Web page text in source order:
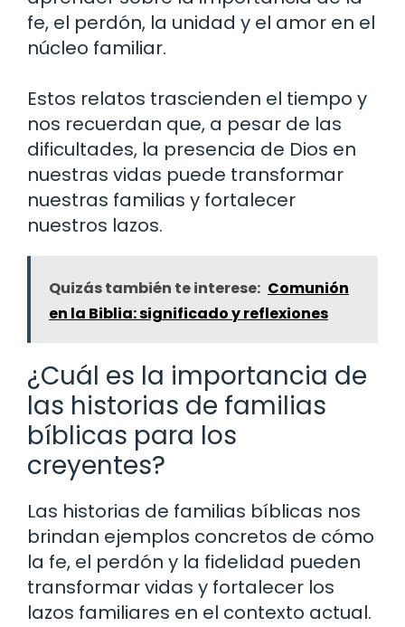
fe, el perdón, la unidad y el amor en el
núcleo familiar.
Estos relatos trascienden el tiempo y
nos recuerdan que, a pesar de las
dificultades, la presencia de Dios en
nuestras vidas puede transformar
nuestras familias y fortalecer
nuestros lazos.
Quizás también te interese: Comunión
en la Biblia: significado y reflexiones
¿Cuál es la importancia de
las historias de familias
bíblicas para los
creyentes?
Las historias de familias bíblicas nos
brindan ejemplos concretos de cómo
la fe, el perdón y la fidelidad pueden
transformar vidas y fortalecer los
lazos familiares en el contexto actual.